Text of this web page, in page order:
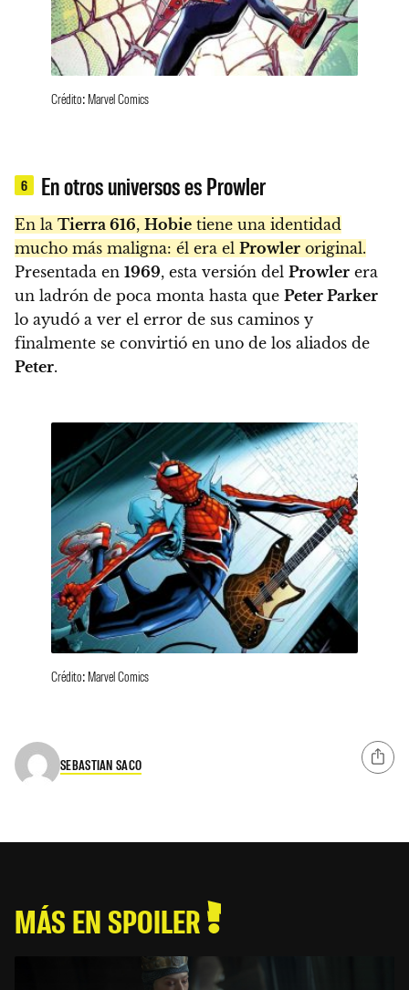
Crédito: Marvel Comics
6 En otros universos es Prowler
En la Tierra 616, Hobie tiene una identidad
mucho más maligna: él era el Prowler original.
Presentada en 1969, esta versión del Prowler era
un ladrón de poca monta hasta que Peter Parker
lo ayudó a ver el error de sus caminos y
finalmente se convirtió en uno de los aliados de
Peter.
Crédito: Marvel Comics
SEBASTIAN SACO
MÁS EN SPOILER